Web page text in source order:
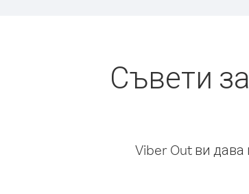
Съвети
Viber Out ви